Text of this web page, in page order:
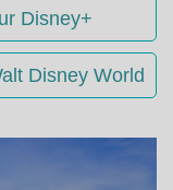
Disney+
Disney World